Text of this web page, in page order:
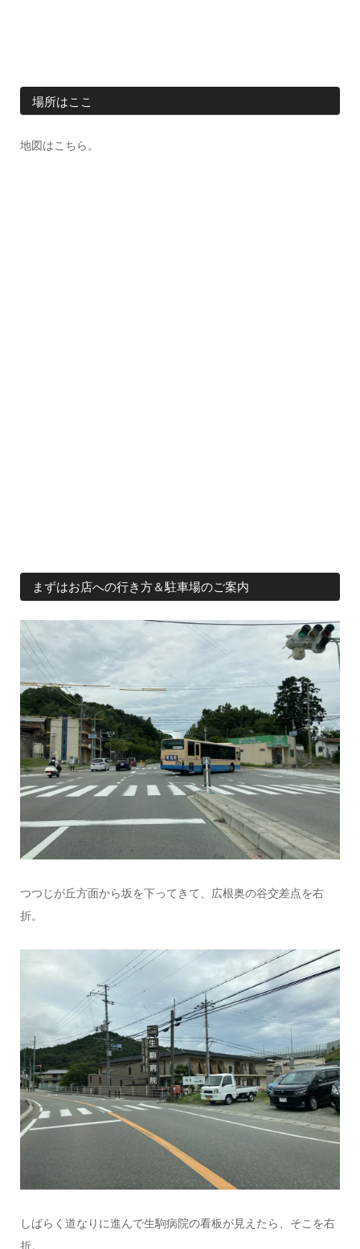
場所はここ
地図はこちら。
まずはお店への行き方＆駐車場のご案内
つつじが丘方面から坂を下ってきて、広根奥の谷交差点を右
折。
しばらく道なりに進んで生駒病院の看板が見えたら、そこを右
折。